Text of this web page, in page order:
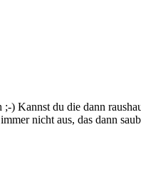
) Kannst du die dann
nicht aus, das dann